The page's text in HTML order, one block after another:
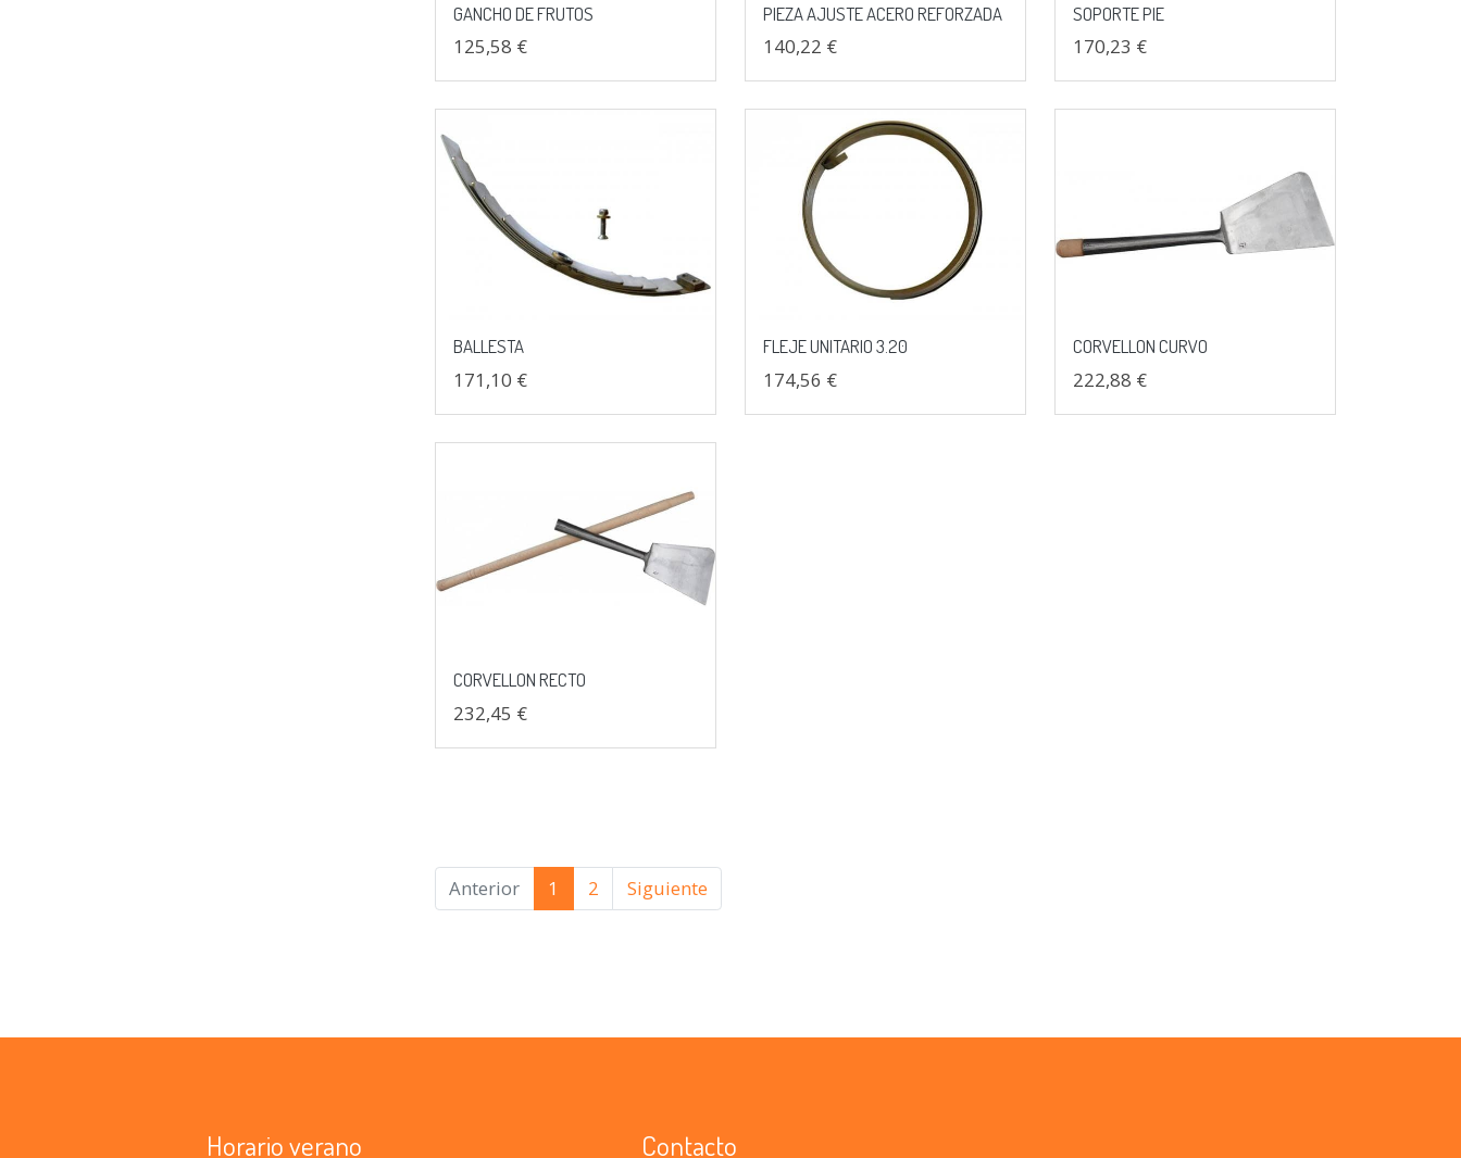
GANCHO DE FRUTOS
125,58 €
PIEZA AJUSTE ACERO REFORZADA
140,22 €
SOPORTE PIE
170,23 €
BALLESTA
171,10 €
FLEJE UNITARIO 3.20
174,56 €
CORVELLON CURVO
222,88 €
CORVELLON RECTO
232,45 €
Anterior 1 2 Siguiente
Horario verano Contacto